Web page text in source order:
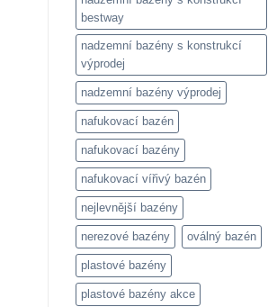
bestway
nadzemní bazény s konstrukcí
výprodej
nadzemní bazény výprodej
nafukovací bazén
nafukovací bazény
nafukovací vířivý bazén
nejlevnější bazény
nerezové bazény oválný bazén
plastové bazény
plastové bazény akce